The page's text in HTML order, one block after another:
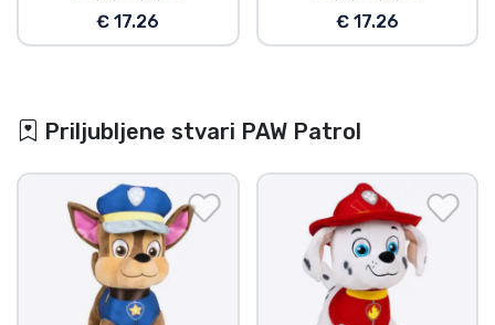
€ 17.26 € 17.26
Priljubljene stvari PAW Patrol